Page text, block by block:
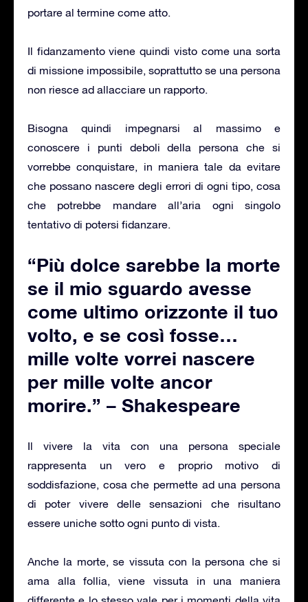
portare al termine come atto.
Il fidanzamento viene quindi visto come una sorta
di missione impossibile, soprattutto se una persona
non riesce ad allacciare un rapporto.
Bisogna quindi impegnarsi al massimo e
conoscere i punti deboli della persona che si
vorrebbe conquistare, in maniera tale da evitare
che possano nascere degli errori di ogni tipo, cosa
che potrebbe mandare all’aria ogni singolo
tentativo di potersi fidanzare.
“Più dolce sarebbe la morte
se il mio sguardo avesse
come ultimo orizzonte il tuo
volto, e se così fosse…
mille volte vorrei nascere
per mille volte ancor
morire.” – Shakespeare
Il vivere la vita con una persona speciale
rappresenta un vero e proprio motivo di
soddisfazione, cosa che permette ad una persona
di poter vivere delle sensazioni che risultano
essere uniche sotto ogni punto di vista.
Anche la morte, se vissuta con la persona che si
ama alla follia, viene vissuta in una maniera